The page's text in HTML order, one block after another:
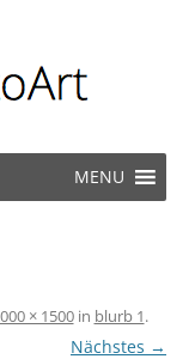
springen
MENU
× 1500in blurb 1.
Nächstes →